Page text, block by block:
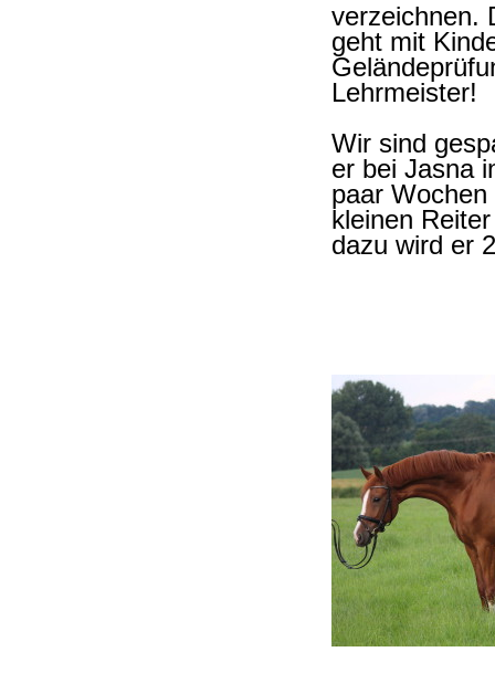
verzeichnen.
geht mit
Lehrmeister!
Wir sind
er bei Jasna
paar
kleinen
dazu wird er